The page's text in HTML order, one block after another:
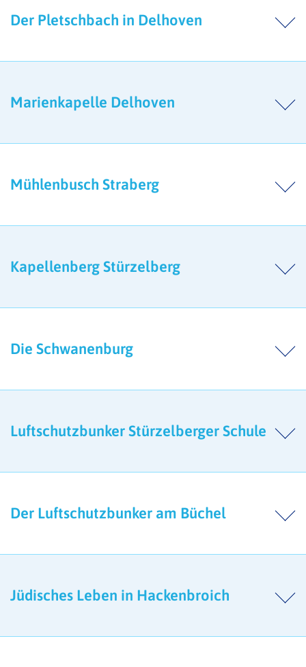
Der Pletschbach in Delhoven
Marienkapelle Delhoven
Mühlenbusch Straberg
Kapellenberg Stürzelberg
Die Schwanenburg
Luftschutzbunker Stürzelberger Schule
Der Luftschutzbunker am Büchel
Jüdisches Leben in Hackenbroich